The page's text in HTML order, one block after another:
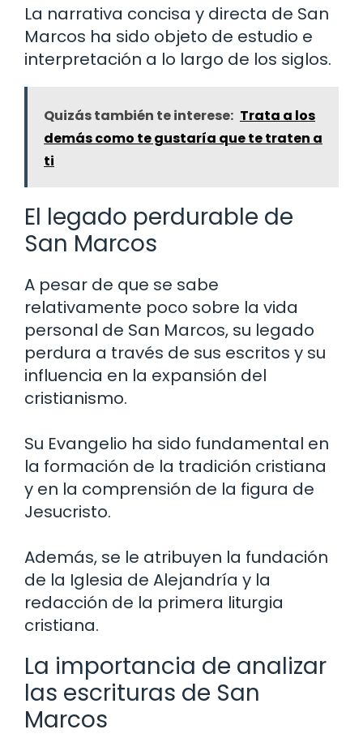
La narrativa concisa y directa de San
Marcos ha sido objeto de estudio e
interpretación a lo largo de los siglos.
Quizás también te interese: Trata a los
demás como te gustaría que te traten a
ti
El legado perdurable de
San Marcos
A pesar de que se sabe
relativamente poco sobre la vida
personal de San Marcos, su legado
perdura a través de sus escritos y su
influencia en la expansión del
cristianismo.
Su Evangelio ha sido fundamental en
la formación de la tradición cristiana
y en la comprensión de la figura de
Jesucristo.
Además, se le atribuyen la fundación
de la Iglesia de Alejandría y la
redacción de la primera liturgia
cristiana.
La importancia de analizar
las escrituras de San
Marcos